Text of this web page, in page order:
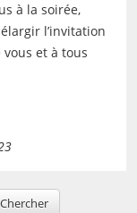
à la soirée,
l’invitation
et à tous
Chercher